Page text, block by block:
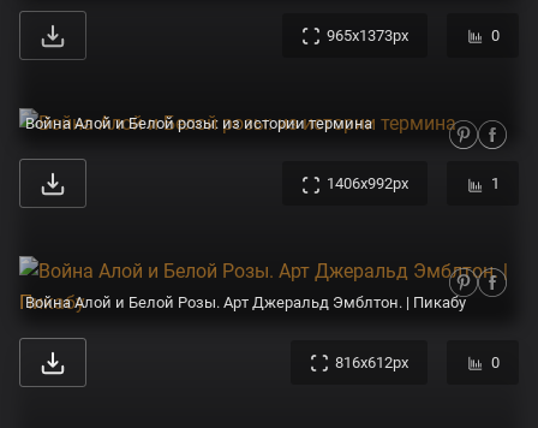
965x1373px 0
Война Алой и Белой розы: из истории термина
1406x992px 1
Война Алой и Белой Розы. Арт Джеральд Эмблтон. | Пикабу
816x612px 0